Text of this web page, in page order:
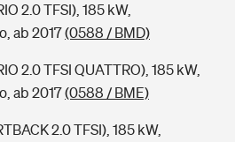
2.0 TFSI), 185 kW,
ab 2017(0588 / BMD)
2.0 TFSI QUATTRO), 185 kW,
ab 2017(0588 / BME)
2.0 TFSI), 185 kW,